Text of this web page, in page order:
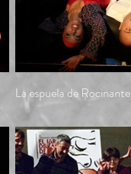
La espuela de Rocinante